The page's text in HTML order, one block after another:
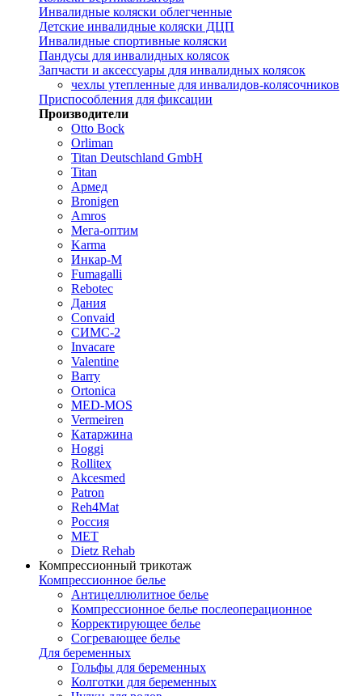
Инвалидные коляски облегченные
Детские инвалидные коляски ДЦП
Инвалидные спортивные коляски
Пандусы для инвалидных колясок
Запчасти и аксессуары для инвалидных колясок
чехлы утепленные для инвалидов-колясочников
Приспособления для фиксации
Производители
Otto Bock
Orliman
Titan Deutschland GmbH
Titan
Армед
Bronigen
Amros
Мега-оптим
Karma
Инкар-М
Fumagalli
Rebotec
Дания
Convaid
СИМС-2
Invacare
Valentine
Barry
Ortonica
MED-MOS
Vermeiren
Катаржина
Hoggi
Rollitex
Akcesmed
Patron
Reh4Mat
Россия
МЕТ
Dietz Rehab
Компрессионный трикотаж
Компрессионное белье
Антицеллюлитное белье
Компрессионное белье послеоперационное
Корректирующее белье
Согревающее белье
Для беременных
Гольфы для беременных
Колготки для беременных